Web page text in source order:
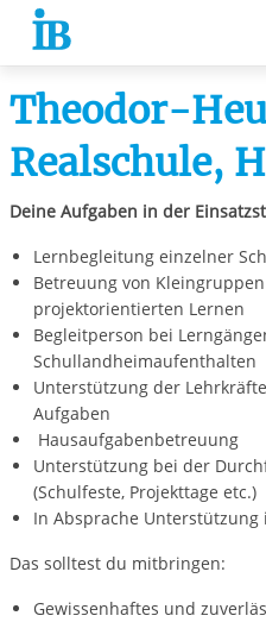
Springe zum Inhalt
Theodor-
Realschule,
Deine Aufgaben in der
Lernbegleitung einzelner
Betreuung von
projektorientierten Lernen
Begleitperson bei
Schullandheimaufenthalten
Unterstützung der
Aufgaben
Hausaufgabenbetreuung
Unterstützung bei der
(Schulfeste, Projekttage etc.)
In Absprache
Das solltest du mitbringen:
Gewissenhaftes und